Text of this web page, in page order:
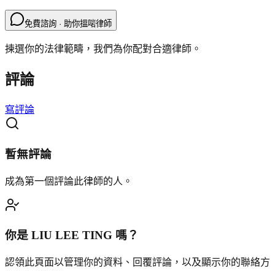
免費諮詢 · 助你搵啱律師
揀選你的法律範疇，我們為你配對合適律師。
評論
寫評論
暫無評論
成為第一個評論此律師的人。
你是 LIU LEE TING 嗎？
認領此頁面以管理你的資料、回覆評論，以及顯示你的聯絡方